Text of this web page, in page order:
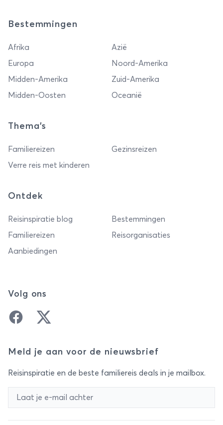
Bestemmingen
Afrika
Azië
Europa
Noord-Amerika
Midden-Amerika
Zuid-Amerika
Midden-Oosten
Oceanië
Thema's
Familiereizen
Gezinsreizen
Verre reis met kinderen
Ontdek
Reisinspiratie blog
Bestemmingen
Familiereizen
Reisorganisaties
Aanbiedingen
Volg ons
FacebookTwitter
Meld je aan voor de nieuwsbrief
Reisinspiratie en de beste familiereis deals in je mailbox.